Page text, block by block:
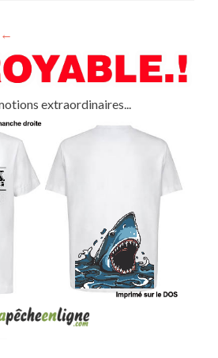
←
extraordinaires...